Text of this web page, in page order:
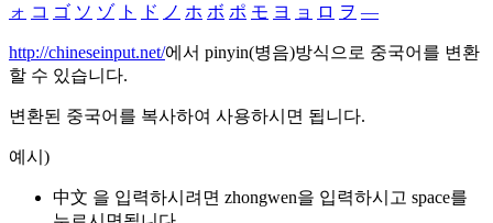
ォ コ ゴ ソ ゾ ト ド ノ ホ ボ ポ モ ヨ ョ ロ ヲ ―
http://chineseinput.net/에서 pinyin(병음)방식으로 중국어를 변환
할 수 있습니다.
변환된 중국어를 복사하여 사용하시면 됩니다.
예시)
中文 을 입력하시려면 zhongwen을 입력하시고 space를